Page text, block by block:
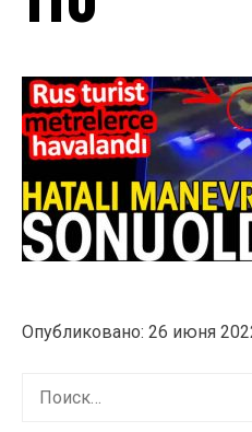
Опубликовано: 26 июня
Найти: